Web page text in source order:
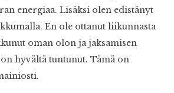
energiaa. Lisäksi olen edistänyt
En ole ottanut liikunnasta
oman olon ja jaksamisen
hyvältä tuntunut. Tämä on